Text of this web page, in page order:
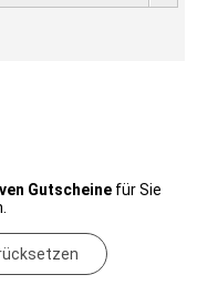
Gutscheinefür Sie